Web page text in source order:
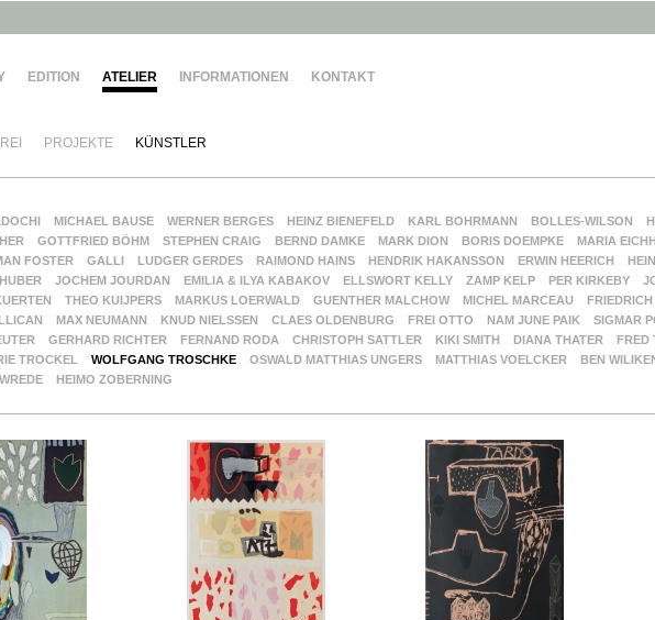
EDITION ATELIER INFORMATIONEN KONTAKT
PROJEKTE KÜNSTLER
MICHAEL BAUSE WERNER BERGES HEINZ BIENEFELD KARL BOHRMANN BOLLES-WILSON
GOTTFRIED BÖHM STEPHEN CRAIG BERND DAMKE MARK DION BORIS DOEMPKE MARIA
FOSTER
GALLI LUDGER GERDES RAIMOND HAINS HENDRIK HAKANSSON ERWIN HEERICH
JOCHEM JOURDAN EMILIA & ILYA KABAKOV ELLSWORT KELLY ZAMP KELP PER KIRKEBY
THEO KUIJPERS MARKUS LOERWALD GUENTHER MALCHOW MICHEL MARCEAU
MAX NEUMANN KNUD NIELSSEN CLAES OLDENBURG FREI OTTO NAM JUNE PAIK SIGMAR
GERHARD RICHTER FERNAND RODA CHRISTOPH SATTLER KIKI SMITH DIANA THATER FRED
TROCKEL
WOLFGANG TROSCHKE OSWALD MATTHIAS UNGERS MATTHIAS VOELCKER BEN
HEIMO ZOBERNING